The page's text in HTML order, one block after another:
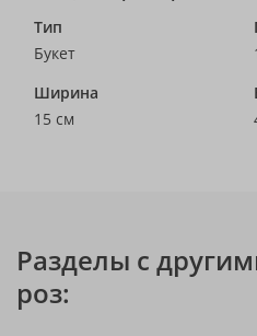
Тип
Букет
Ширина
15 см
Разделы с
роз: